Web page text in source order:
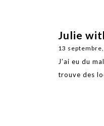
Julie
13
J’ai eu du
trouve des